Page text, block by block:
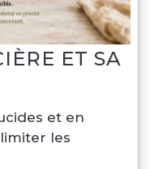
ET SA
et en
les